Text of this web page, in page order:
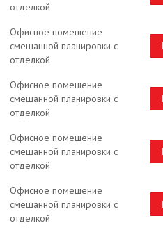
отделкой
Офисное помещение
смешанной планировки с
отделкой
Офисное помещение
смешанной планировки с
отделкой
Офисное помещение
смешанной планировки с
отделкой
Офисное помещение
смешанной планировки с
отделкой